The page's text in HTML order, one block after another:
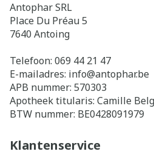
Antophar SRL
Place Du Préau 5
7640 Antoing
Telefoon: 069 44 21 47
E-mailadres: info@antophar.be
APB nummer: 570303
Apotheek titularis: Camille
BTW nummer: BE0428091979
Klantenservice